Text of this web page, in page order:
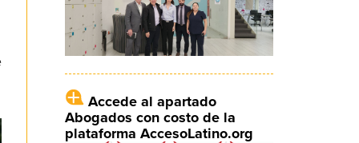
Accede al apartado
Abogados con costo de la
plataforma AccesoLatino.org